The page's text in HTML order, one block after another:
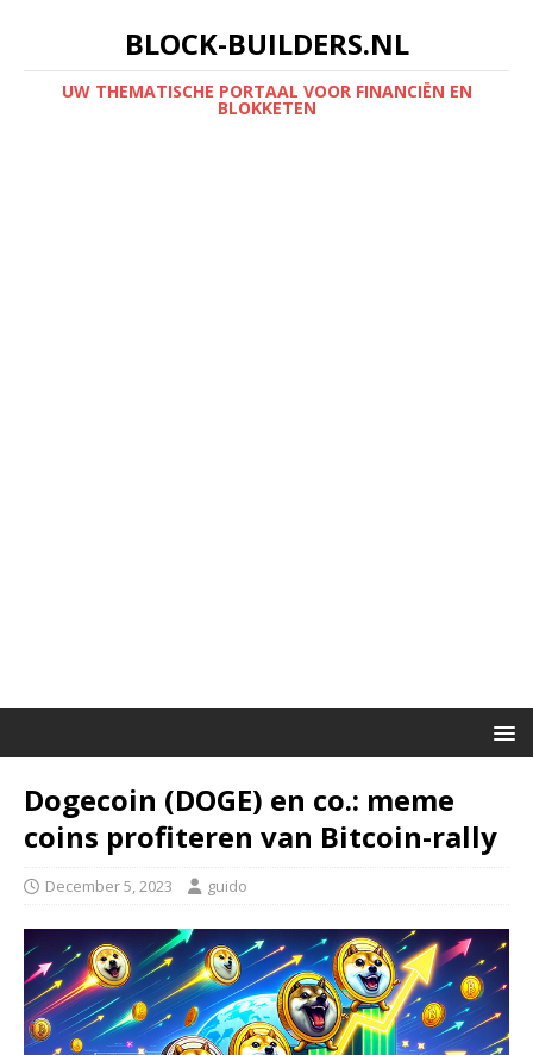
BLOCK-BUILDERS.NL
UW THEMATISCHE PORTAAL VOOR FINANCIËN EN
BLOKKETEN
Dogecoin (DOGE) en co.: meme
coins profiteren van Bitcoin-rally
December 5, 2023 guido